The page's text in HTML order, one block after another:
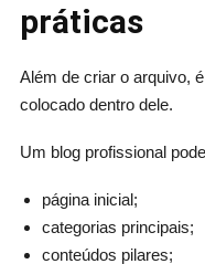
práticas
Além de criar o arquivo,
colocado dentro dele.
Um blog profissional
página inicial;
categorias principais;
conteúdos pilares;